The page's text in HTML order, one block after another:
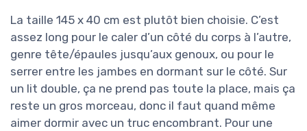
La taille 145 x 40 cm est plutôt bien choisie. C’est
assez long pour le caler d’un côté du corps à l’autre,
genre tête/épaules jusqu’aux genoux, ou pour le
serrer entre les jambes en dormant sur le côté. Sur
un lit double, ça ne prend pas toute la place, mais ça
reste un gros morceau, donc il faut quand même
aimer dormir avec un truc encombrant. Pour une